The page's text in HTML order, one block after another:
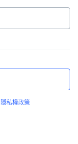
隱私權政策